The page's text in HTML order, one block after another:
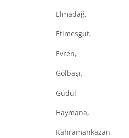
Elmadağ,
Etimesgut,
Evren,
Gölbaşı,
Güdül,
Haymana,
Kahramankazan,